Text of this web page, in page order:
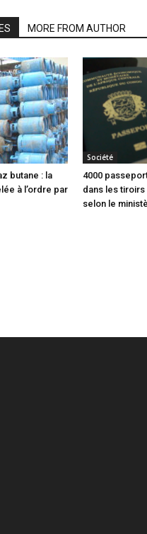
MORE FROM AUTHOR
butane : la
à l’ordre par
Société
4000
dans les
selon le